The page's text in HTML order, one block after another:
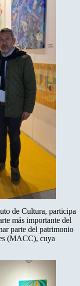
de Cultura, participa
más importante del
parte del patrimonio
(MACC), cuya